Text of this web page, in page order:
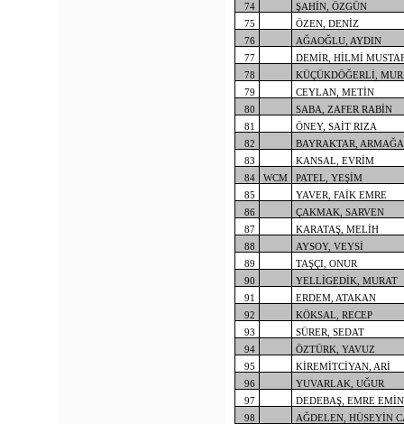
74
ŞAHİN, ÖZGÜN
75
ÖZEN, DENİZ
76
AĞAOĞLU, AYDIN
77
DEMİR, HİLMİ
78
KÜÇÜKDÖĞERLİ,
79
CEYLAN, METİN
80
SABA, ZAFER RABİN
81
ÖNEY, SAİT RIZA
82
BAYRAKTAR,
83
KANSAL, EVRİM
84
WCM
PATEL, YEŞİM
85
YAVER, FAİK EMRE
86
ÇAKMAK, SARVEN
87
KARATAŞ, MELİH
88
AYSOY, VEYSİ
89
TAŞÇI, ONUR
90
YELLİGEDİK, MURAT
91
ERDEM, ATAKAN
92
KÖKSAL, RECEP
93
SÜRER, SEDAT
94
ÖZTÜRK, YAVUZ
95
KİREMİTCİYAN, ARİ
96
YUVARLAK, UĞUR
97
DEDEBAŞ, EMRE EMİN
98
AĞDELEN, HÜSEYİN